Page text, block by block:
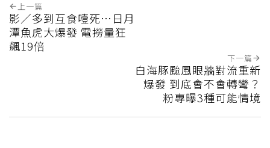
上一篇
影／多到互食噎死…日月
潭魚虎大爆發 電撈量狂
飆19倍
下一篇
白海豚颱風眼牆對流重新
爆發 到底會不會轉彎？
粉專曝3種可能情境